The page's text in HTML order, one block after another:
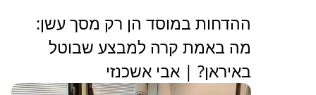
ההדחות במוסד הן רק מסך עשן:
מה באמת קרה למבצע שבוטל
באיראן? | אבי אשכנזי